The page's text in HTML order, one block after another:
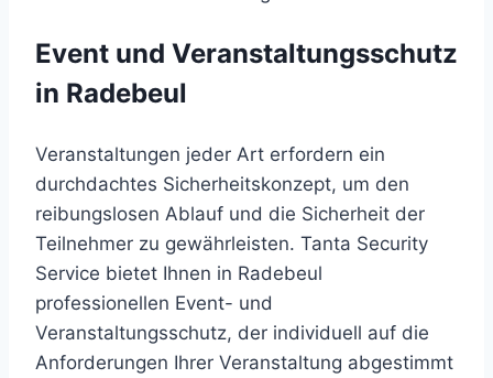
Event und Veranstaltungsschutz
in Radebeul
Veranstaltungen jeder Art erfordern ein
durchdachtes Sicherheitskonzept, um den
reibungslosen Ablauf und die Sicherheit der
Teilnehmer zu gewährleisten. Tanta Security
Service bietet Ihnen in Radebeul
professionellen Event- und
Veranstaltungsschutz, der individuell auf die
Anforderungen Ihrer Veranstaltung abgestimmt